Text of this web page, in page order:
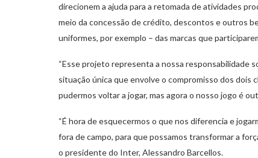
direcionem a ajuda para a retomada de atividades
meio da concessão de crédito, descontos e outros
uniformes, por exemplo – das marcas que
“Esse projeto representa a nossa responsabilidade
situação única que envolve o compromisso dos dois
pudermos voltar a jogar, mas agora o nosso jogo é
“É hora de esquecermos o que nos diferencia e
fora de campo, para que possamos transformar a
o presidente do Inter, Alessandro Barcellos.